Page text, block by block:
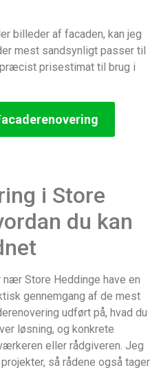
billeder af facaden, kan jeg
mest sandsynligt passer til
prisestimat til brug i
i Store
du kan
Store Heddinge have en
gennemgang af de mest
udført på, hvad du
løsning, og konkrete
eller rådgiveren. Jeg
så rådene også tager